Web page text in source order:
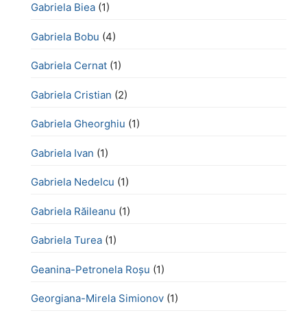
Gabriela Biea (1)
Gabriela Bobu (4)
Gabriela Cernat (1)
Gabriela Cristian (2)
Gabriela Gheorghiu (1)
Gabriela Ivan (1)
Gabriela Nedelcu (1)
Gabriela Răileanu (1)
Gabriela Turea (1)
Geanina-Petronela Roșu (1)
Georgiana-Mirela Simionov (1)